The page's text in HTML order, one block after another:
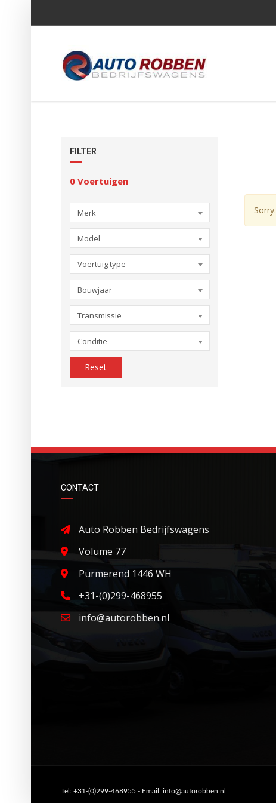
FILTER
0 Voertuigen
Merk
Model
Voertuig type
Bouwjaar
Transmissie
Conditie
Reset
CONTACT
Auto Robben Bedrijfswagens
Volume 77
Purmerend 1446 WH
+31-(0)299-468955
info@autorobben.nl
Tel: +31-(0)299-468955 - Email: info@autorobben.nl